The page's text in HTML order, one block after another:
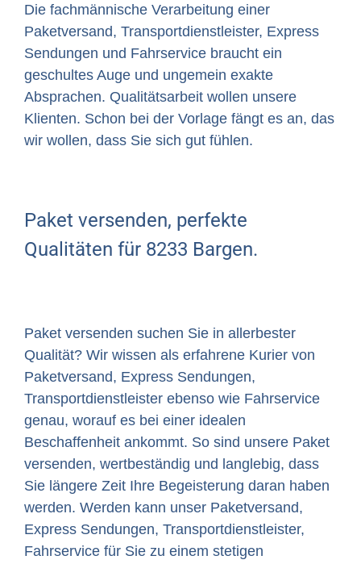
Die fachmännische Verarbeitung einer
Paketversand, Transportdienstleister, Express
Sendungen und Fahrservice braucht ein
geschultes Auge und ungemein exakte
Absprachen. Qualitätsarbeit wollen unsere
Klienten. Schon bei der Vorlage fängt es an, das
wir wollen, dass Sie sich gut fühlen.
Paket versenden, perfekte
Qualitäten für 8233 Bargen.
Paket versenden suchen Sie in allerbester
Qualität? Wir wissen als erfahrene Kurier von
Paketversand, Express Sendungen,
Transportdienstleister ebenso wie Fahrservice
genau, worauf es bei einer idealen
Beschaffenheit ankommt. So sind unsere Paket
versenden, wertbeständig und langlebig, dass
Sie längere Zeit Ihre Begeisterung daran haben
werden. Werden kann unser Paketversand,
Express Sendungen, Transportdienstleister,
Fahrservice für Sie zu einem stetigen